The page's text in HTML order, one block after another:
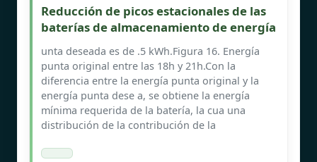
Reducción de picos estacionales de las
baterías de almacenamiento de energía
unta deseada es de .5 kWh.Figura 16. Energía
punta original entre las 18h y 21h.Con la
diferencia entre la energía punta original y la
energía punta dese a, se obtiene la energía
mínima requerida de la batería, la cua una
distribución de la contribución de la